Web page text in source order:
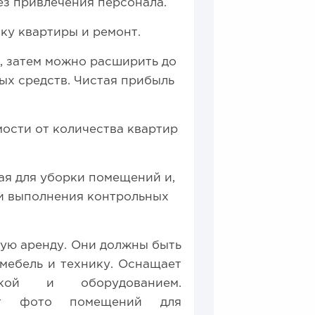
привлечения персонала.
квартиры и ремонт.
затем можно расширить до
средств. Чистая прибыль
от количества квартир
для уборки помещений и,
выполнения контрольных
аренду. Они должны быть
и технику. Оснащает
и оборудованием.
фото помещений для